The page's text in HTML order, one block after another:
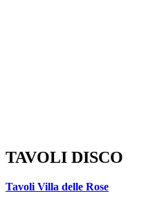
TAVOLI DISCO
Tavoli Villa delle Rose